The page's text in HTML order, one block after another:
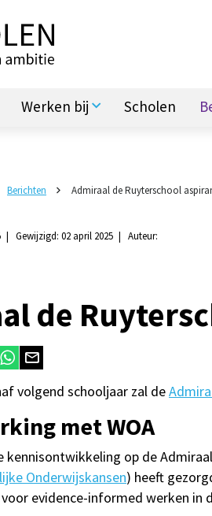
Werken bij Scholen
Berichten Admiraal de Ruyterschool
Gewijzigd: 02 april 2025 Auteur:
de
volgend schooljaar zal de
met WOA
kennisontwikkeling op de
Onderwijskansen) heeft
evidence-informed werken in